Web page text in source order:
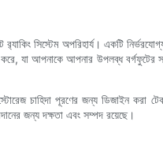
সিস্টেম অপরিহার্য। একটি
যা আপনাকে আপনার উপলব্ধ বর্গফুটের
স্টোরেজ চাহিদা পূরণের জন্য ডিজাইন করা
জন্য দক্ষতা এবং সম্পদ রয়েছে।